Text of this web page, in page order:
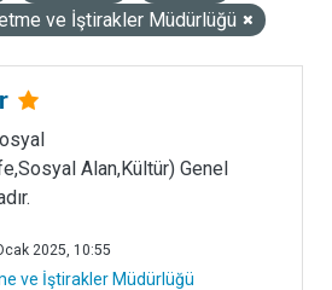
ve İştirakler Müdürlüğü
Alan,Kültür) Genel
2025, 10:55
ve İştirakler Müdürlüğü